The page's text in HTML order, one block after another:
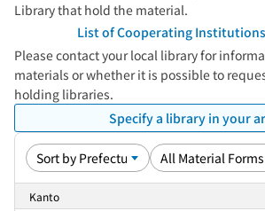
Library that hold the material.
List of Cooperating
Please contact your local library for
materials or whether it is possible to
holding libraries.
Specify a library in your
Kanto